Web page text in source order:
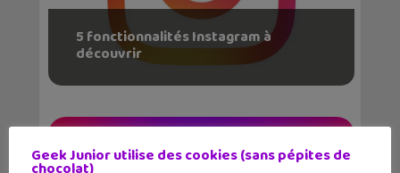
5 fonctionnalités Instagram à
découvrir
Geek Junior utilise des cookies (sans pépites de